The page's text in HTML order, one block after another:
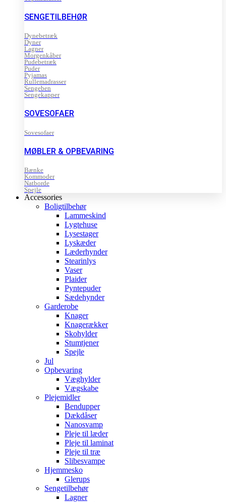
SENGETILBEHØR
Dynebetræk
Dyner
Lagner
Morgenkåber
Pudebetræk
Puder
Pyjamas
Rullemadrasser
Sengeben
Sengekapper
SOVESOFAER
Sovesofaer
MØBLER & OPBEVARING
Bænke
Kommoder
Natborde
Spejle
Accessories
Boligtilbehør
Lammeskind
Lygtehuse
Lysestager
Lyskæder
Læderhynder
Stearinlys
Vaser
Plaider
Pyntepuder
Sædehynder
Garderobe
Knager
Knagerækker
Skohylder
Stumtjener
Spejle
Jul
Opbevaring
Væghylder
Vægskabe
Plejemidler
Bendupper
Dækdåser
Nanosvamp
Pleje til læder
Pleje til laminat
Pleje til træ
Slibesvampe
Hjemmesko
Glerups
Sengetilbehør
Lagner